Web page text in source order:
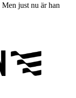
just nu är han